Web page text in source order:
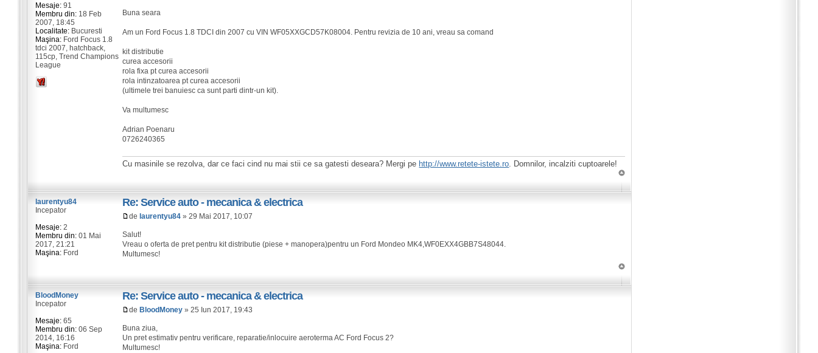
Buna seara
Am un Ford Focus 1.8 TDCI din 2007 cu VIN WF05XXGCD57K08004. Pentru revizia de 10 ani, vreau sa comand
kit distributie
curea accesorii
rola fixa pt curea accesorii
rola intinzatoarea pt curea accesorii
(ultimele trei banuiesc ca sunt parti dintr-un kit).
Va multumesc
Adrian Poenaru
0726240365
Cu masinile se rezolva, dar ce faci cind nu mai stii ce sa gatesti deseara? Mergi pe http://www.retete-istete.ro . Domnilor, incalziti cuptoarele!
Mesaje:91
Membru din:18 Feb
2007, 18:45
Localitate:Bucuresti
Maşina:Ford Focus 1.8
tdci 2007, hatchback,
115cp, Trend Champions
League
Re: Service auto - mecanica & electrica
de laurentyu84 » 29 Mai 2017, 10:07
Salut!
Vreau o oferta de pret pentru kit distributie (piese + manopera)pentru un Ford Mondeo MK4,WF0EXX4GBB7S48044.
Multumesc!
laurentyu84
Incepator
Mesaje:2
Membru din:01 Mai
2017, 21:21
Maşina:Ford
Re: Service auto - mecanica & electrica
de BloodMoney » 25 Iun 2017, 19:43
Buna ziua,
Un pret estimativ pentru verificare, reparatie/inlocuire aeroterma AC Ford Focus 2?
Multumesc!
BloodMoney
Incepator
Mesaje:65
Membru din:06 Sep
2014, 16:16
Maşina:Ford